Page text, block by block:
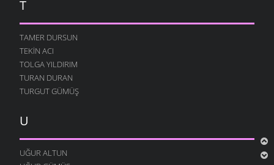
T
TAMER DURSUN
TEKIN ACI
TOLGA YILDIRIM
TURAN DURAN
TURGUT GÜMÜŞ
U
UĞUR ALTUN